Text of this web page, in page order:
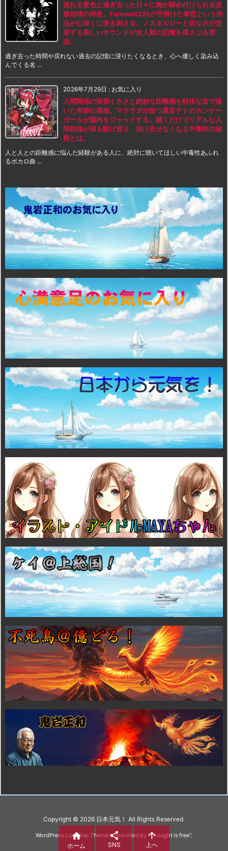
流れる景色と過ぎ去った日々に胸が締め付けられる涙
腺崩壊の神曲。Farewell225が手掛けた車窓という作
品が心深くに突き刺さる。ノスタルジーと切なさが交
差する美しいサウンドが全人類の記憶を揺さぶる理
由。
過ぎ去った時間や戻れない過去の記憶に浸りたくなるとき、心へ優しく染み込
んでくる名 ...
2026年7月29日 : お気に入り
人間関係の面倒くささと絶妙な距離感を軽快な音で描
いた奇跡の楽曲。マサラダが放つ重音テトのカンケー
ガールが脳内をジャックする。聴くだけでリアルな人
間模様が頭を駆け巡り、抜け出せなくなる中毒性の秘
密とは。
人と人との距離感に悩んだ経験がある人に、絶対に聴いてほしい中毒性あふれ
るボカロ曲 ...
Copyright © 2026 日本元気！ All Rights Reserved.
WordPress Luxeritas Theme is provided by "Thought is free".

ホーム

SNS

上へ